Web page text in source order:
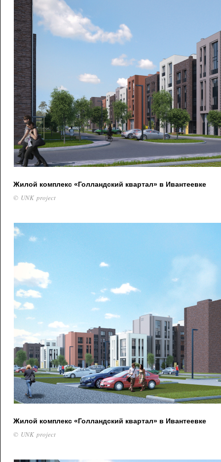
Жилой комплекс «Голландский квартал» в Ивантеевке
© UNK project
Жилой комплекс «Голландский квартал» в Ивантеевке
© UNK project